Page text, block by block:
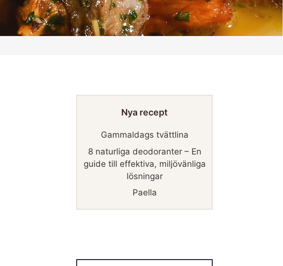
Nya recept
Gammaldags tvättlina
8 naturliga deodoranter – En
guide till effektiva, miljövänliga
lösningar
Paella